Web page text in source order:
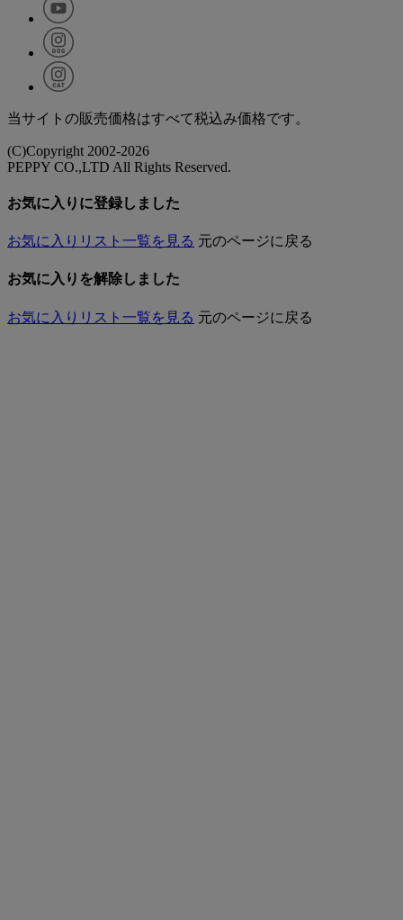
当サイトの販売価格はすべて税込み価格です。
(C)Copyright 2002-2026
PEPPY CO.,LTD All Rights Reserved.
お気に入りに登録しました
お気に入りリスト一覧を見る 元のページに戻る
お気に入りを解除しました
お気に入りリスト一覧を見る 元のページに戻る